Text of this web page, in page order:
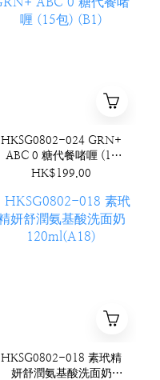
HKSG0802-024 GRN+
ABC 0 糖代餐啫喱 (15
包) (B1)
HK$199.00
HKSG0802-018 素玳精
妍舒潤氨基酸洗面奶